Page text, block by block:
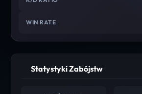
WIN RATE
Statystyki Zabójstw